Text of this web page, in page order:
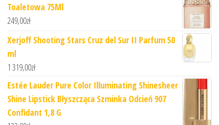
Toaletowa 75Ml
249,00zł
Xerjoff Shooting Stars Cruz del Sur II Parfum 50
ml
1 319,00zł
Estée Lauder Pure Color Illuminating Shinesheer
Shine Lipstick Błyszcząca Szminka Odcień 907
Confidant 1,8 G